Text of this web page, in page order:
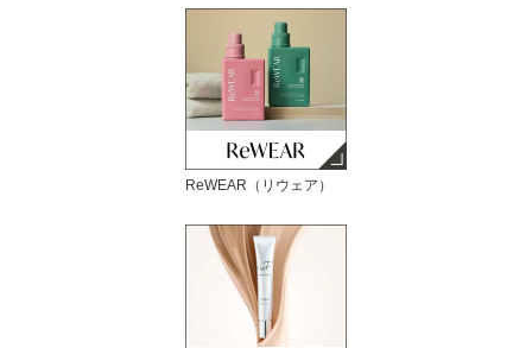
ReWEAR（リウェア）